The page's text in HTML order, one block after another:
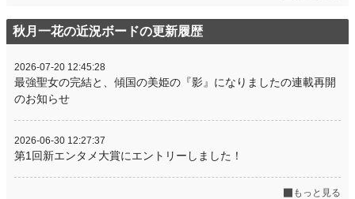
秋月一花の近況ボードの更新履歴
2026-07-20 12:45:28
最強聖女の完結と、傾国の美姫の『影』になりましたの連載再開
のお知らせ
2026-06-30 12:27:37
第1回新エンタメ大賞にエントリーしました！
もっと見る